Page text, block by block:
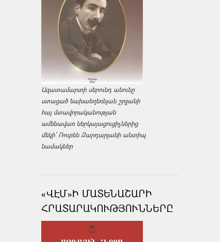
Ազատամարտի սերունդ անունը
ստացած նախաեղեռնյան շրջանի
հայ մտավորականության
ամենավառ ներկայացուցիչներից
մեկի՝ Ռուբեն Զարդարյանի անտիպ
նամակներ
«ՎԷՄ»Ի ՄԱՏԵՆԱՇԱՐԻ
ՀՐԱՏԱՐԱԿՈՒԹՅՈՒՆՆԵՐԸ